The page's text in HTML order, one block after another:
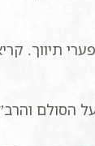
תיווך.
הסולם